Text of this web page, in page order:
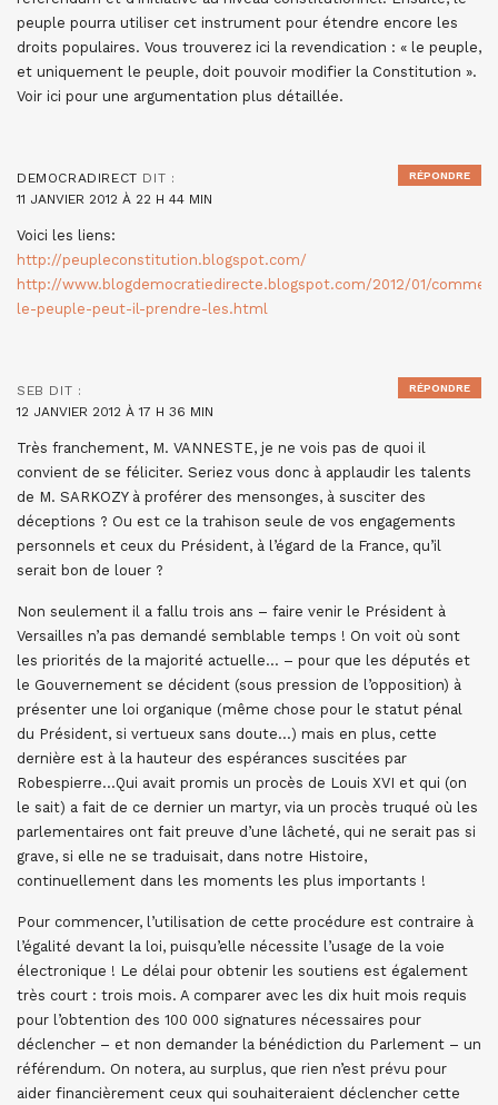
peuple pourra utiliser cet instrument pour étendre encore les
droits populaires. Vous trouverez ici la revendication : « le peuple,
et uniquement le peuple, doit pouvoir modifier la Constitution ».
Voir ici pour une argumentation plus détaillée.
DEMOCRADIRECT DIT :
11 JANVIER 2012 À 22 H 44 MIN
Voici les liens:
http://peupleconstitution.blogspot.com/
http://www.blogdemocratiedirecte.blogspot.com/2012/01/
le-peuple-peut-il-prendre-les.html
RÉPONDRE
SEB DIT :
12 JANVIER 2012 À 17 H 36 MIN
Très franchement, M. VANNESTE, je ne vois pas de quoi il
convient de se féliciter. Seriez vous donc à applaudir les talents
de M. SARKOZY à proférer des mensonges, à susciter des
déceptions ? Ou est ce la trahison seule de vos engagements
personnels et ceux du Président, à l’égard de la France, qu’il
serait bon de louer ?
Non seulement il a fallu trois ans – faire venir le Président à
Versailles n’a pas demandé semblable temps ! On voit où sont
les priorités de la majorité actuelle… – pour que les députés et
le Gouvernement se décident (sous pression de l’opposition) à
présenter une loi organique (même chose pour le statut pénal
du Président, si vertueux sans doute…) mais en plus, cette
dernière est à la hauteur des espérances suscitées par
Robespierre…Qui avait promis un procès de Louis XVI et qui (on
le sait) a fait de ce dernier un martyr, via un procès truqué où les
parlementaires ont fait preuve d’une lâcheté, qui ne serait pas si
grave, si elle ne se traduisait, dans notre Histoire,
continuellement dans les moments les plus importants !
Pour commencer, l’utilisation de cette procédure est contraire à
l’égalité devant la loi, puisqu’elle nécessite l’usage de la voie
électronique ! Le délai pour obtenir les soutiens est également
très court : trois mois. A comparer avec les dix huit mois requis
pour l’obtention des 100 000 signatures nécessaires pour
déclencher – et non demander la bénédiction du Parlement – un
référendum. On notera, au surplus, que rien n’est prévu pour
aider financièrement ceux qui souhaiteraient déclencher cette
RÉPONDRE